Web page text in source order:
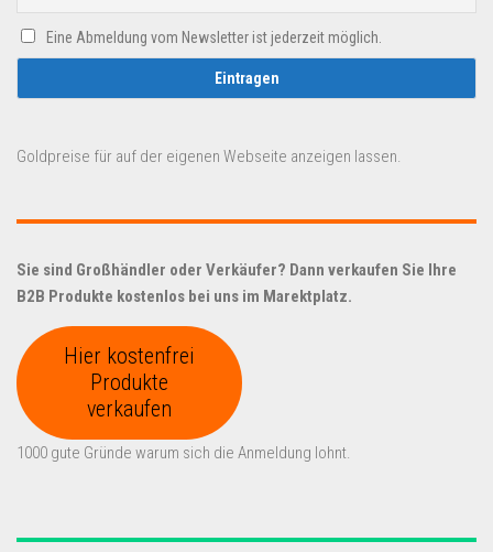
Eine Abmeldung vom Newsletter ist jederzeit möglich.
Goldpreise für auf der eigenen Webseite anzeigen lassen.
Sie sind Großhändler oder Verkäufer? Dann verkaufen Sie Ihre
B2B Produkte kostenlos bei uns im Marektplatz.
Hier kostenfrei
Produkte
verkaufen
1000 gute Gründe warum sich die Anmeldung lohnt.